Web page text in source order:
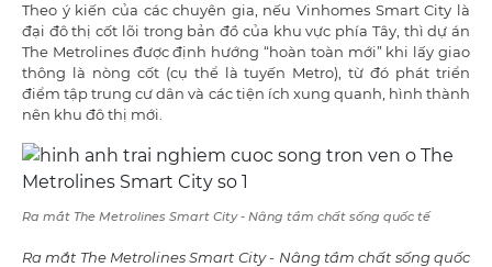
Theo ý kiến của các chuyên gia, nếu Vinhomes Smart City là
đại đô thị cốt lõi trong bản đồ của khu vực phía Tây, thì dự án
The Metrolines được định hướng “hoàn toàn mới” khi lấy giao
thông là nòng cốt (cụ thể là tuyến Metro), từ đó phát triển
điểm tập trung cư dân và các tiện ích xung quanh, hình thành
nên khu đô thị mới.
Ra mắt The Metrolines Smart City - Nâng tầm chất sống quốc tế
Ra mắt The Metrolines Smart City - Nâng tầm chất sống quốc